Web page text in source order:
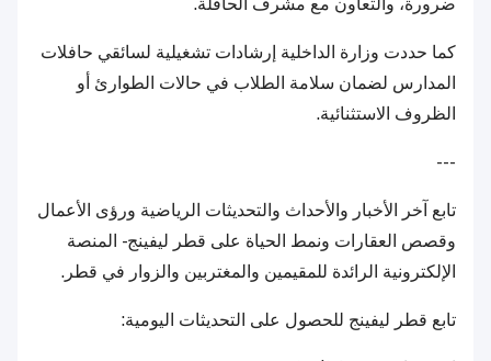
كما حددت وزارة الداخلية إرشادات تشغيلية لسائقي حافلات
المدارس لضمان سلامة الطلاب في حالات الطوارئ أو
الظروف الاستثنائية.
---
تابع آخر الأخبار والأحداث والتحديثات الرياضية ورؤى الأعمال
وقصص العقارات ونمط الحياة على قطر ليفينج - المنصة
الإلكترونية الرائدة للمقيمين والمغتربين والزوار في قطر.
تابع قطر ليفينج للحصول على التحديثات اليومية: